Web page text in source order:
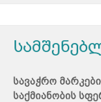
სავაჭრო
საქმიანობის